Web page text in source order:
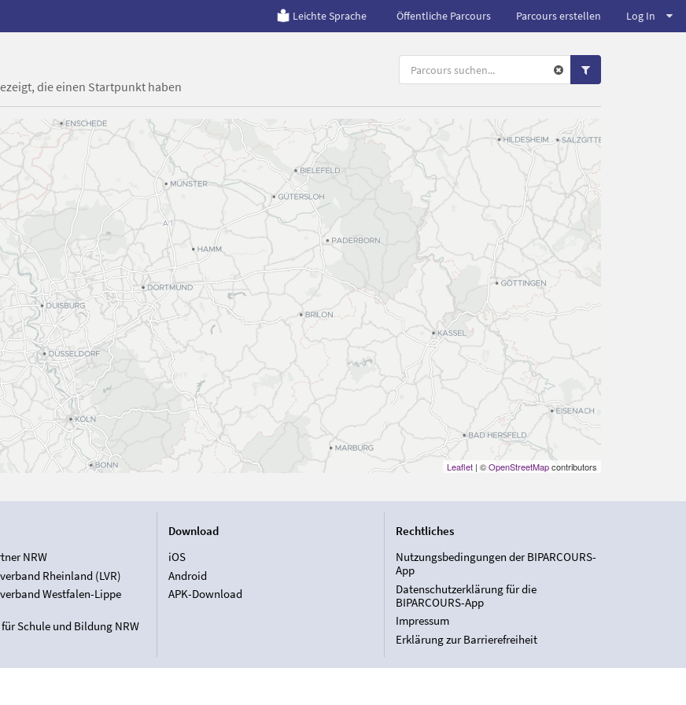
Leichte Sprache Öffentliche Parcours Parcours erstellen Log In
die einen Startpunkt haben
Leaflet| ©OpenStreetMapcontributors
NRW
Rheinland (LVR)
Westfalen-Lippe
Schule und Bildung NRW
Download
iOS
Android
APK-Download
Rechtliches
Nutzungsbedingungen der BIPARCOURS-
App
Datenschutzerklärung für die
BIPARCOURS-App
Impressum
Erklärung zur Barrierefreiheit